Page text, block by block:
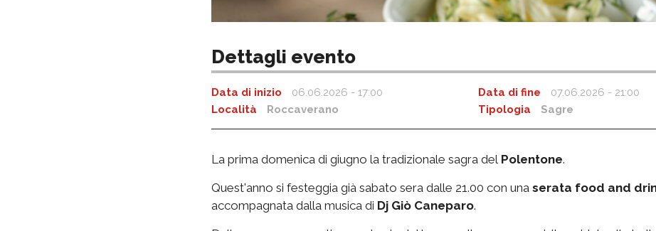
Dettagli evento
Data di inizio 06.06.2026 - 17:00 Data di fine
07.06.2026 - 21:00
Località
Roccaverano Tipologia Sagre
La prima domenica di giugno la tradizionale sagra del Polentone.
Quest'anno si festeggia già sabato sera dalle 21.00 con una serata food and
accompagnata dalla musica di Dj Giò Caneparo.